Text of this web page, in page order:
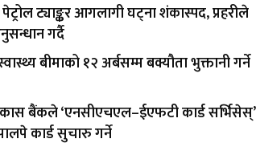
ट्याङ्कर आगलागी घट्ना शंकास्पद, प्रहरीले
गर्दै
बीमाको १२ अर्बसम्म बक्यौता भुक्तानी गर्ने
बैंकले ‘एनसीएचएल–ईएफटी कार्ड सर्भिसेस्’
कार्ड सुचारु गर्ने